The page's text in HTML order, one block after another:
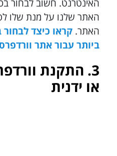
האינטרנט. חשוב לבחור
האתר שלנו על מנת שלו
האתר. קראו כיצד
ביותר עבור אתר
3. התקנת
או ידנית